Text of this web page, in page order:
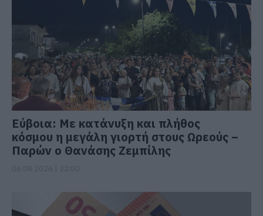
Εύβοια: Με κατάνυξη και πλήθος
κόσμου η μεγάλη γιορτή στους Ωρεούς –
Παρών ο Θανάσης Ζεμπίλης